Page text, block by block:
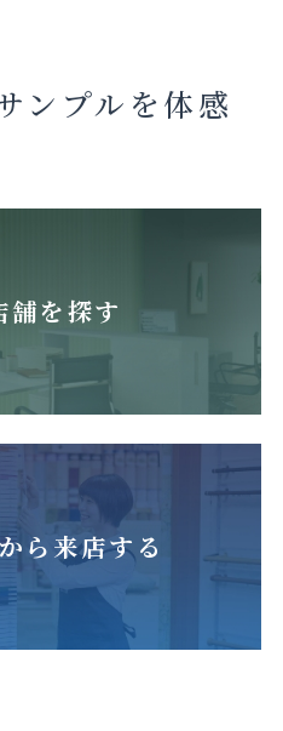
ンプルを体感
舗を探す
ら来店する